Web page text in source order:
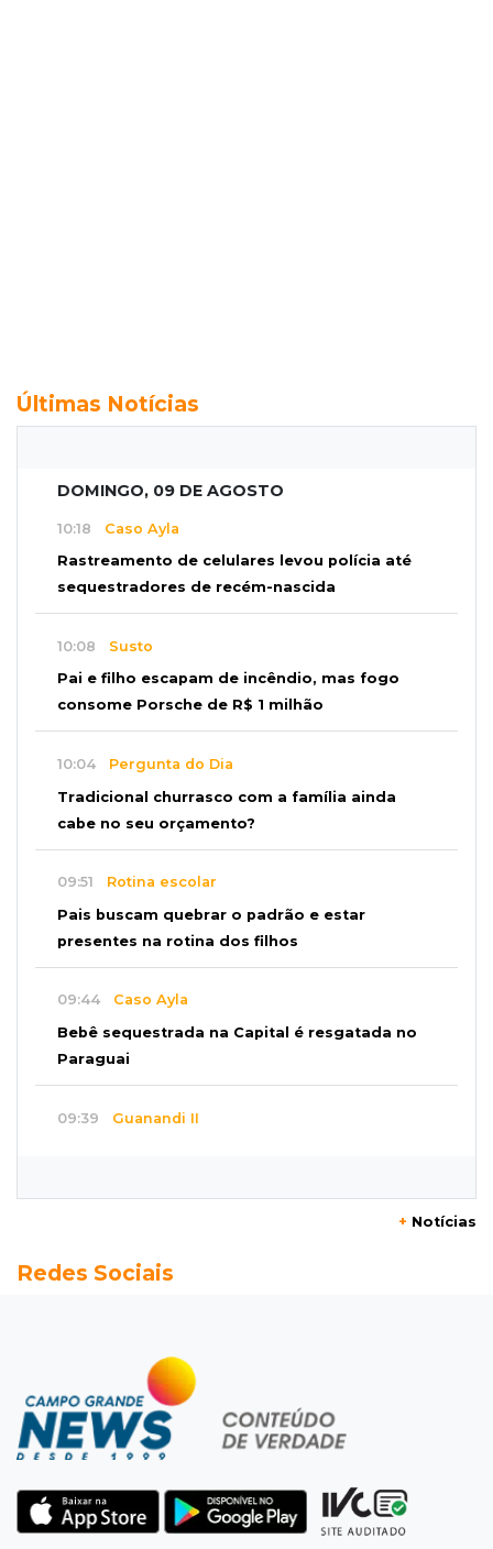
Últimas Notícias
DOMINGO, 09 DE AGOSTO
10:18 Caso Ayla
Rastreamento de celulares levou polícia até
sequestradores de recém-nascida
10:08 Susto
Pai e filho escapam de incêndio, mas fogo
consome Porsche de R$ 1 milhão
10:04 Pergunta do Dia
Tradicional churrasco com a família ainda
cabe no seu orçamento?
09:51 Rotina escolar
Pais buscam quebrar o padrão e estar
presentes na rotina dos filhos
09:44 Caso Ayla
Bebê sequestrada na Capital é resgatada no
Paraguai
09:39 Guanandi II
Carro bate em poste e deixa casas e
Parceria firmada
Federação de futebol assume manutenção de
dois estádios de Campo Grande
Homem morre e três ficam feridos em
capotamento em rodovia
+ Notícias
Redes Sociais